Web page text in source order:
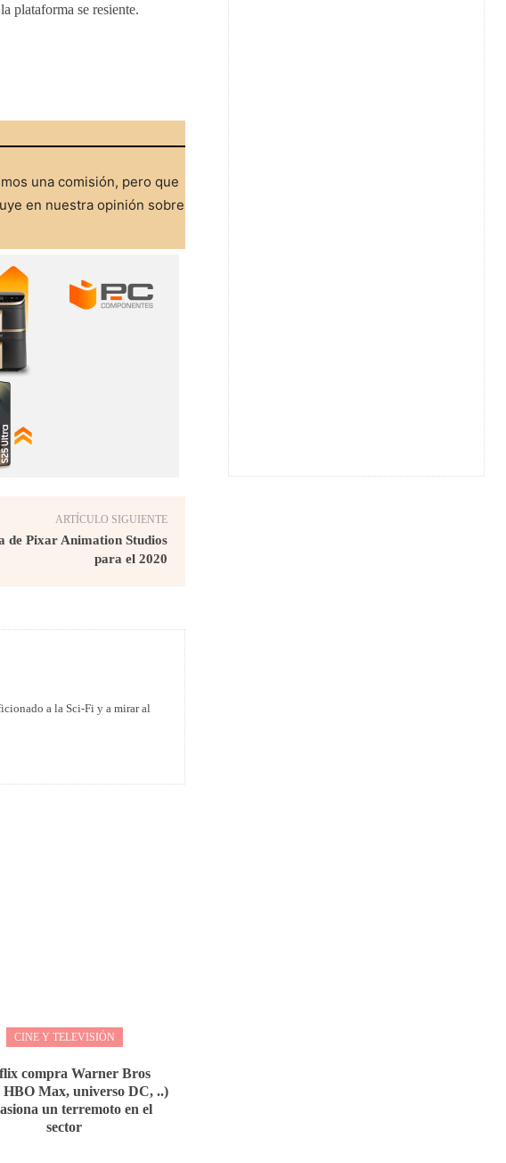
plataforma se resiente.
una comisión, pero que
en nuestra opinión sobre
ARTÍCULO SIGUIENTE
de Pixar Animation Studios
para el 2020
a la Sci-Fi y a mirar al
CINE Y TELEVISIÓN
compra Warner Bros
HBO Max, universo DC, ..)
un terremoto en el
sector